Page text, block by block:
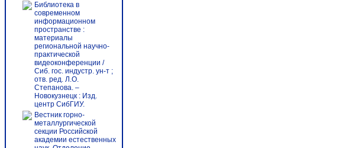
Библиотека в
современном
информационном
пространстве :
материалы
региональной научно-
практической
видеоконференции /
Сиб. гос. индустр. ун-т ;
отв. ред. Л.О.
Степанова. –
Новокузнецк : Изд.
центр СибГИУ.
Вестник горно-
металлургической
секции Российской
академии естественных